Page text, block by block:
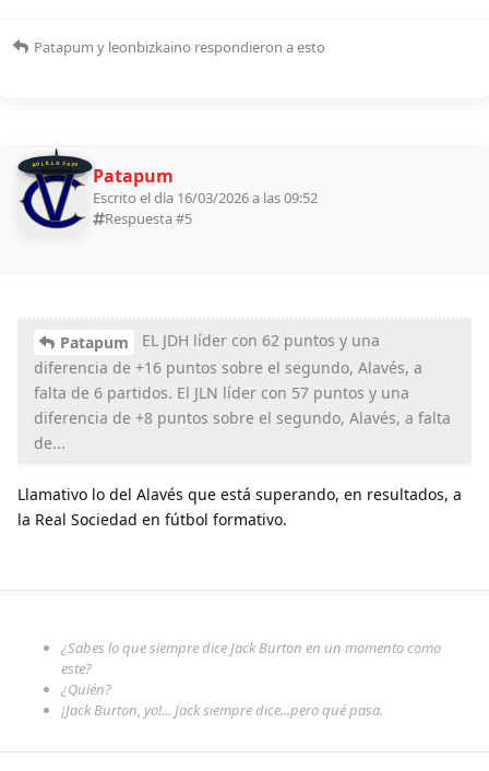
Patapum y leonbizkaino respondieron a esto
BOLILLA 2026 Patapum
Escrito el día 16/03/2026 a las 09:52
Respuesta #5
Patapum
EL JDH líder con 62 puntos y una
diferencia de +16 puntos sobre el segundo, Alavés, a
falta de 6 partidos. El JLN líder con 57 puntos y una
diferencia de +8 puntos sobre el segundo, Alavés, a falta
de...
Llamativo lo del Alavés que está superando, en resultados, a
la Real Sociedad en fútbol formativo.
¿Sabes lo que siempre dice Jack Burton en un momento como
este?
¿Quién?
¡Jack Burton, yo!... Jack siempre dice...pero qué pasa.